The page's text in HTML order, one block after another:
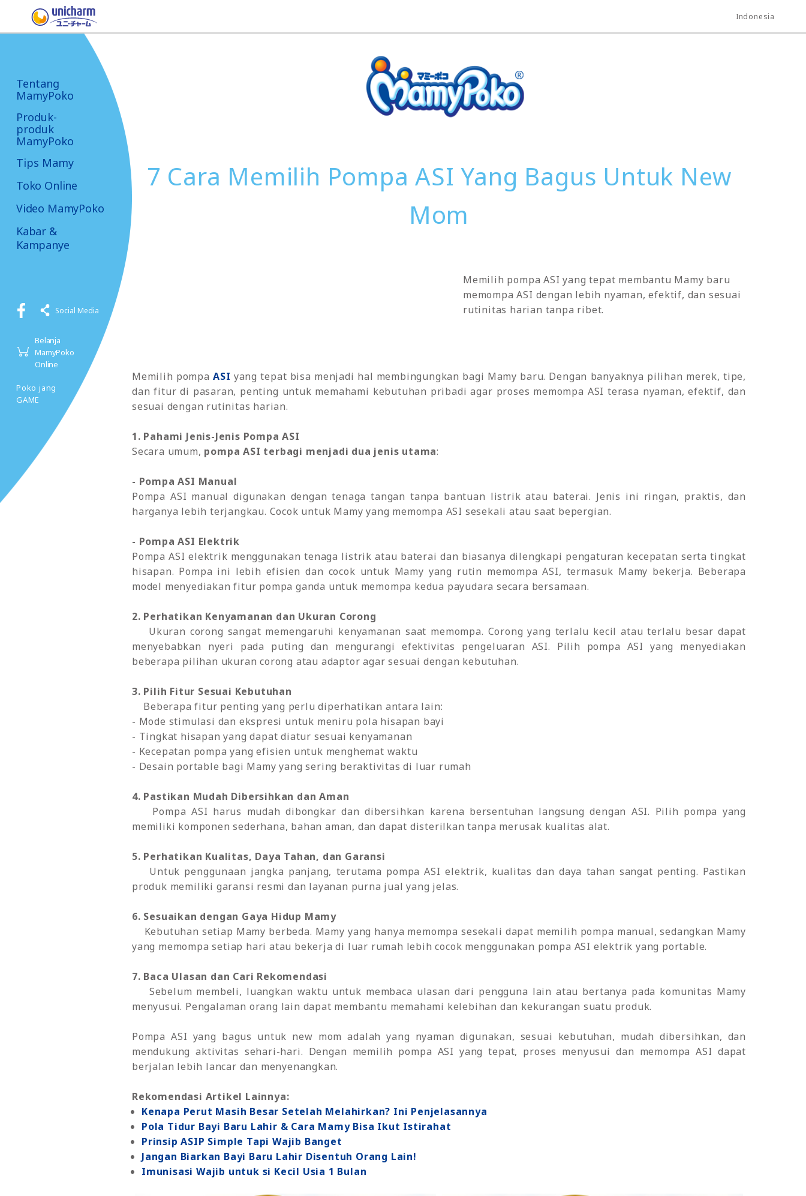
Indonesia
Tentang
MamyPoko
Produk-
produk
MamyPoko
Tips Mamy
Toko Online
Video MamyPoko
Kabar &
Kampanye
Social Media
Belanja
MamyPoko
Online
Poko jang
GAME
7 Cara Memilih Pompa ASI Yang Bagus Untuk New
Mom
Memilih pompa ASI yang tepat membantu Mamy baru
memompa ASI dengan lebih nyaman, efektif, dan sesuai
rutinitas harian tanpa ribet.
Memilih pompaASI yang tepat bisa menjadi hal membingungkan bagi Mamy baru. Dengan banyaknya pilihan merek, tipe,
dan fitur di pasaran, penting untuk memahami kebutuhan pribadi agar proses memompa ASI terasa nyaman, efektif, dan
sesuai dengan rutinitas harian.
1. Pahami Jenis-Jenis Pompa ASI
Secara umum, pompa ASI terbagi menjadi dua jenis utama:
- Pompa ASI Manual
Pompa ASI manual digunakan dengan tenaga tangan tanpa bantuan listrik atau baterai. Jenis ini ringan, praktis, dan
harganya lebih terjangkau. Cocok untuk Mamy yang memompa ASI sesekali atau saat bepergian.
- Pompa ASI Elektrik
Pompa ASI elektrik menggunakan tenaga listrik atau baterai dan biasanya dilengkapi pengaturan kecepatan serta tingkat
hisapan. Pompa ini lebih efisien dan cocok untuk Mamy yang rutin memompa ASI, termasuk Mamy bekerja. Beberapa
model menyediakan fitur pompa ganda untuk memompa kedua payudara secara bersamaan.
2. Perhatikan Kenyamanan dan Ukuran Corong
Ukuran corong sangat memengaruhi kenyamanan saat memompa. Corong yang terlalu kecil atau terlalu besar dapat
menyebabkan nyeri pada puting dan mengurangi efektivitas pengeluaran ASI. Pilih pompa ASI yang menyediakan
beberapa pilihan ukuran corong atau adaptor agar sesuai dengan kebutuhan.
3. Pilih Fitur Sesuai Kebutuhan
Beberapa fitur penting yang perlu diperhatikan antara lain:
- Mode stimulasi dan ekspresi untuk meniru pola hisapan bayi
- Tingkat hisapan yang dapat diatur sesuai kenyamanan
- Kecepatan pompa yang efisien untuk menghemat waktu
- Desain portable bagi Mamy yang sering beraktivitas di luar rumah
4. Pastikan Mudah Dibersihkan dan Aman
Pompa ASI harus mudah dibongkar dan dibersihkan karena bersentuhan langsung dengan ASI. Pilih pompa yang
memiliki komponen sederhana, bahan aman, dan dapat disterilkan tanpa merusak kualitas alat.
5. Perhatikan Kualitas, Daya Tahan, dan Garansi
Untuk penggunaan jangka panjang, terutama pompa ASI elektrik, kualitas dan daya tahan sangat penting. Pastikan
produk memiliki garansi resmi dan layanan purna jual yang jelas.
6. Sesuaikan dengan Gaya Hidup Mamy
Kebutuhan setiap Mamy berbeda. Mamy yang hanya memompa sesekali dapat memilih pompa manual, sedangkan Mamy
yang memompa setiap hari atau bekerja di luar rumah lebih cocok menggunakan pompa ASI elektrik yang portable.
7. Baca Ulasan dan Cari Rekomendasi
Sebelum membeli, luangkan waktu untuk membaca ulasan dari pengguna lain atau bertanya pada komunitas Mamy
menyusui. Pengalaman orang lain dapat membantu memahami kelebihan dan kekurangan suatu produk.
Pompa ASI yang bagus untuk new mom adalah yang nyaman digunakan, sesuai kebutuhan, mudah dibersihkan, dan
mendukung aktivitas sehari-hari. Dengan memilih pompa ASI yang tepat, proses menyusui dan memompa ASI dapat
berjalan lebih lancar dan menyenangkan.
Rekomendasi Artikel Lainnya:
Kenapa Perut Masih Besar Setelah Melahirkan? Ini Penjelasannya
Pola Tidur Bayi Baru Lahir & Cara Mamy Bisa Ikut Istirahat
Prinsip ASIP Simple Tapi Wajib Banget
Jangan Biarkan Bayi Baru Lahir Disentuh Orang Lain!
Imunisasi Wajib untuk si Kecil Usia 1 Bulan